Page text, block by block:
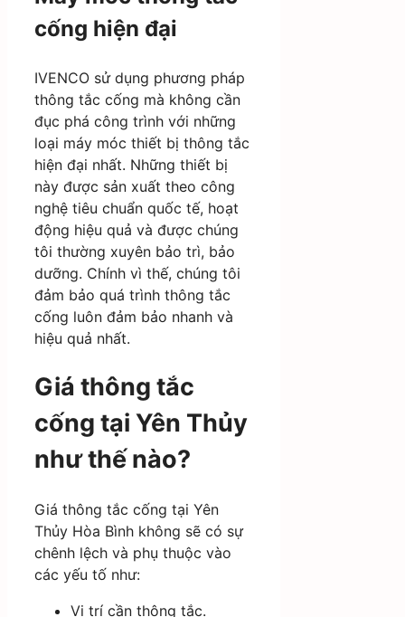
cống hiện đại
IVENCO sử dụng phương pháp
thông tắc cống mà không cần
đục phá công trình với những
loại máy móc thiết bị thông tắc
hiện đại nhất. Những thiết bị
này được sản xuất theo công
nghệ tiêu chuẩn quốc tế, hoạt
động hiệu quả và được chúng
tôi thường xuyên bảo trì, bảo
dưỡng. Chính vì thế, chúng tôi
đảm bảo quá trình thông tắc
cống luôn đảm bảo nhanh và
hiệu quả nhất.
Giá thông tắc
cống tại Yên Thủy
như thế nào?
Giá thông tắc cống tại Yên
Thủy Hòa Bình không sẽ có sự
chênh lệch và phụ thuộc vào
các yếu tố như:
Vị trí cần thông tắc.